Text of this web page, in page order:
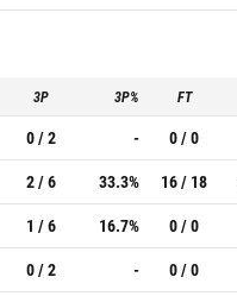
3P 3P% FT
0 / 2 - 0 / 0
2 / 6 33.3% 16 / 18
1 / 6 16.7% 0 / 0
0 / 2 - 0 / 0